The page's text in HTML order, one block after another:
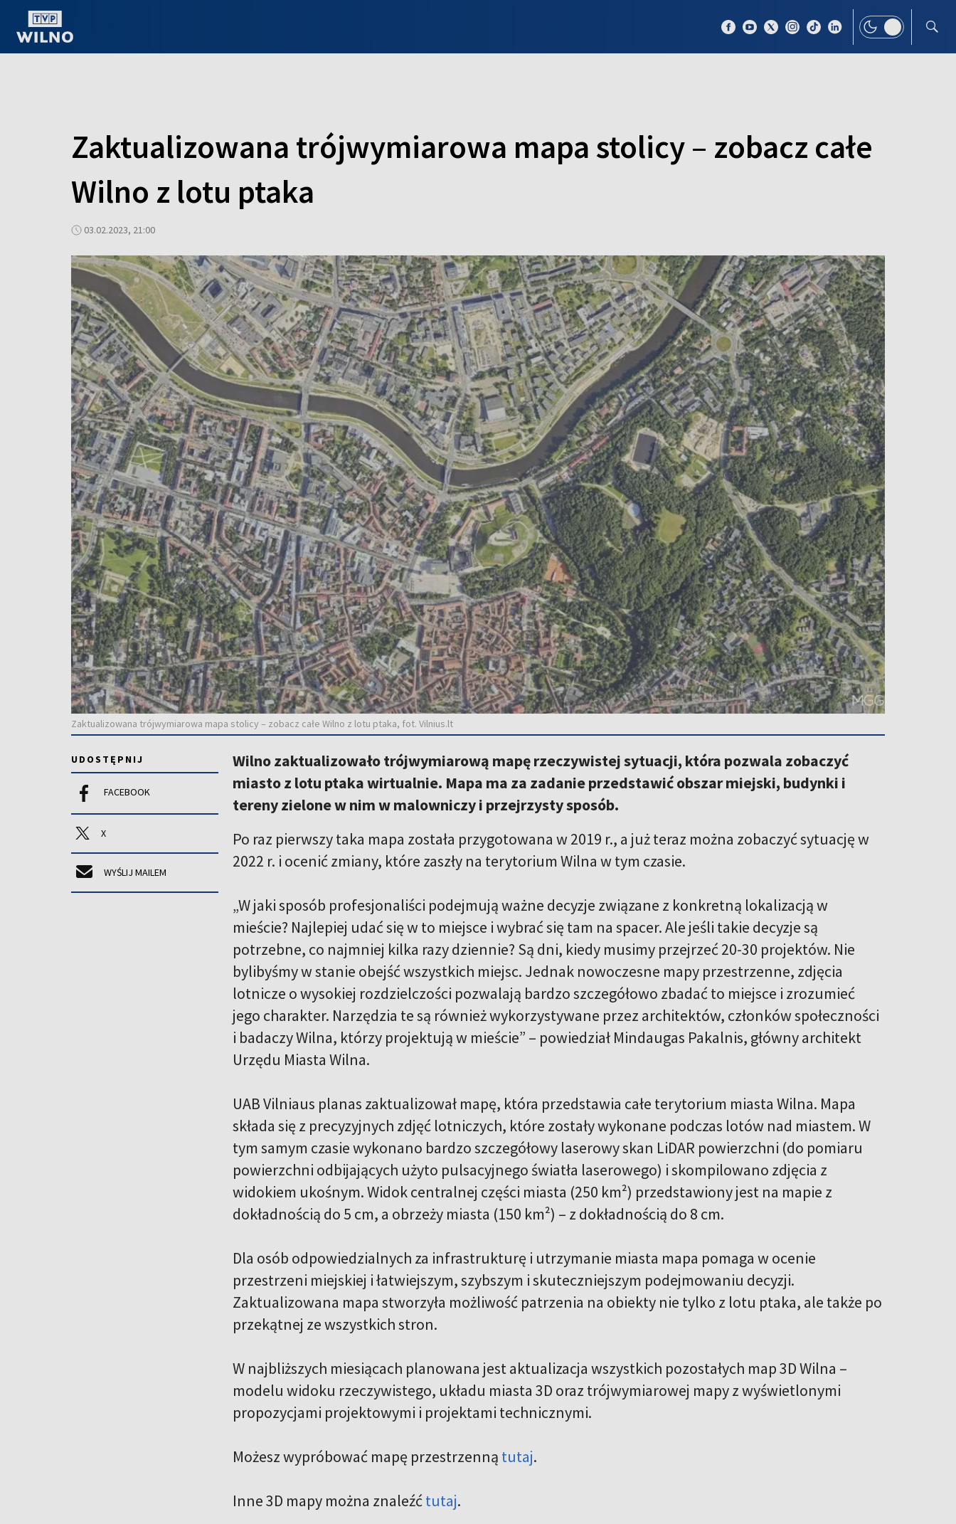
Zaktualizowana trójwymiarowa mapa stolicy – zobacz całe
Wilno z lotu ptaka
03.02.2023, 21:00
Zaktualizowana trójwymiarowa mapa stolicy – zobacz całe Wilno z lotu ptaka, fot. Vilnius.lt
UDOSTĘPNIJ
FACEBOOK
X
WYŚLIJ MAILEM
Wilno zaktualizowało trójwymiarową mapę rzeczywistej sytuacji, która pozwala zobaczyć
miasto z lotu ptaka wirtualnie. Mapa ma za zadanie przedstawić obszar miejski, budynki i
tereny zielone w nim w malowniczy i przejrzysty sposób.
Po raz pierwszy taka mapa została przygotowana w 2019 r., a już teraz można zobaczyć sytuację w
2022 r. i ocenić zmiany, które zaszły na terytorium Wilna w tym czasie.
„W jaki sposób profesjonaliści podejmują ważne decyzje związane z konkretną lokalizacją w
mieście? Najlepiej udać się w to miejsce i wybrać się tam na spacer. Ale jeśli takie decyzje są
potrzebne, co najmniej kilka razy dziennie? Są dni, kiedy musimy przejrzeć 20-30 projektów. Nie
bylibyśmy w stanie obejść wszystkich miejsc. Jednak nowoczesne mapy przestrzenne, zdjęcia
lotnicze o wysokiej rozdzielczości pozwalają bardzo szczegółowo zbadać to miejsce i zrozumieć
jego charakter. Narzędzia te są również wykorzystywane przez architektów, członków społeczności
i badaczy Wilna, którzy projektują w mieście” – powiedział Mindaugas Pakalnis, główny architekt
Urzędu Miasta Wilna.
UAB Vilniaus planas zaktualizował mapę, która przedstawia całe terytorium miasta Wilna. Mapa
składa się z precyzyjnych zdjęć lotniczych, które zostały wykonane podczas lotów nad miastem. W
tym samym czasie wykonano bardzo szczegółowy laserowy skan LiDAR powierzchni (do pomiaru
powierzchni odbijających użyto pulsacyjnego światła laserowego) i skompilowano zdjęcia z
widokiem ukośnym. Widok centralnej części miasta (250 km²) przedstawiony jest na mapie z
dokładnością do 5 cm, a obrzeży miasta (150 km²) – z dokładnością do 8 cm.
Dla osób odpowiedzialnych za infrastrukturę i utrzymanie miasta mapa pomaga w ocenie
przestrzeni miejskiej i łatwiejszym, szybszym i skuteczniejszym podejmowaniu decyzji.
Zaktualizowana mapa stworzyła możliwość patrzenia na obiekty nie tylko z lotu ptaka, ale także po
przekątnej ze wszystkich stron.
W najbliższych miesiącach planowana jest aktualizacja wszystkich pozostałych map 3D Wilna –
modelu widoku rzeczywistego, układu miasta 3D oraz trójwymiarowej mapy z wyświetlonymi
propozycjami projektowymi i projektami technicznymi.
Możesz wypróbować mapę przestrzenną tutaj.
Inne 3D mapy można znaleźćtutaj.